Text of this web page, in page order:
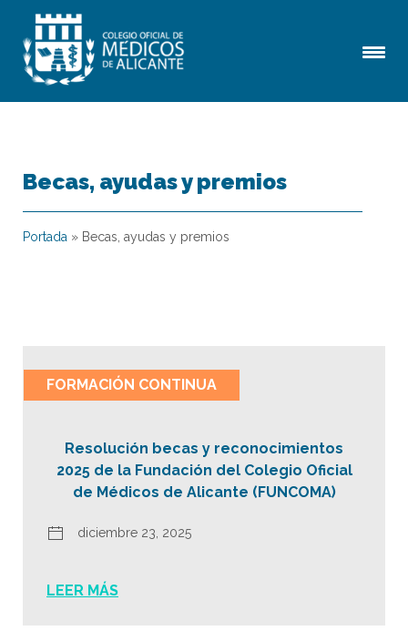
Becas, ayudas y premios
Portada » Becas, ayudas y premios
FORMACIÓN CONTINUA
Resolución becas y reconocimientos
2025 de la Fundación del Colegio Oficial
de Médicos de Alicante (FUNCOMA)
diciembre 23, 2025
LEER MÁS